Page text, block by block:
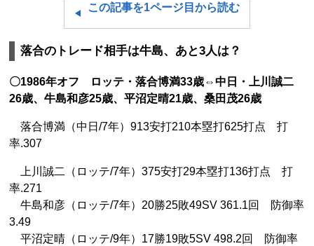
この記事を1ページ目から読む
落合のトレード相手は牛島、あと3人は？
〇1986年オフ ロッテ・落合博満33歳⇔中日・上川誠二
26歳、牛島和彦25歳、平沼定晴21歳、桑田茂26歳
落合博満（中日/7年）913安打210本塁打625打点 打
率.307
上川誠二（ロッテ/7年）375安打29本塁打136打点 打
率.271
牛島和彦（ロッテ/7年）20勝25敗49SV 361.1回 防御率
3.49
平沼定晴（ロッテ/9年）17勝19敗5SV 498.2回 防御率